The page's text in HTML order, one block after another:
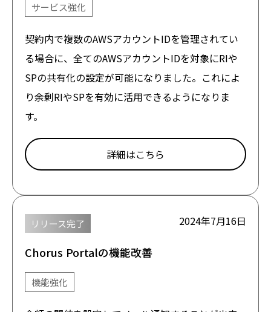
サービス強化
契約内で複数のAWSアカウントIDを管理されてい
る場合に、全てのAWSアカウントIDを対象にRIや
SPの共有化の設定が可能になりました。これによ
り余剰RIやSPを有効に活用できるようになりま
す。
詳細はこちら
リリース完了 2024年7月16日
Chorus Portalの機能改善
機能強化